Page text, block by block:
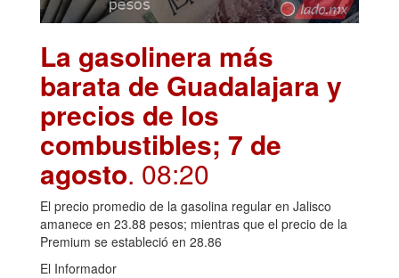
La gasolinera más
barata de Guadalajara y
precios de los
combustibles; 7 de
agosto. 08:20
El precio promedio de la gasolina regular en Jalisco
amanece en 23.88 pesos; mientras que el precio de la
Premium se estableció en 28.86
El Informador